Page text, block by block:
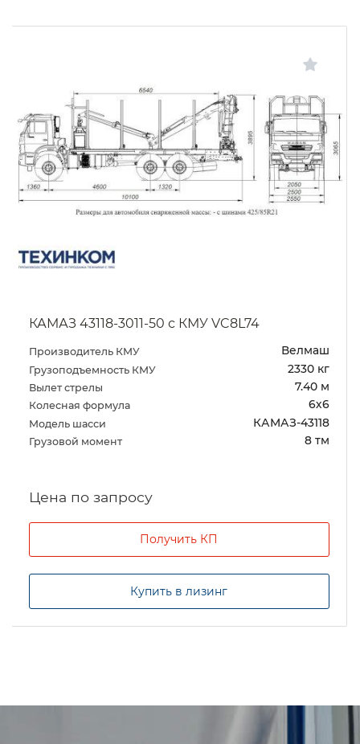
КАМАЗ 43118-3011-50 с КМУ VC8L74
Производитель КМУ Велмаш
Грузоподъемность КМУ 2330 кг
Вылет стрелы 7.40 м
Колесная формула 6х6
Модель шасси КАМАЗ-43118
Грузовой момент 8 тм
Цена по запросу
Получить КП
Купить в лизинг